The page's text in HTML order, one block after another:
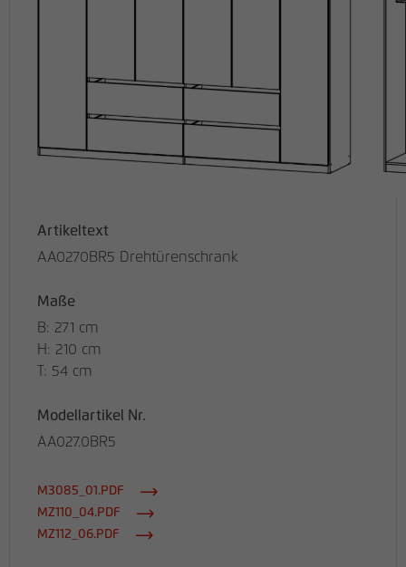
Artikeltext
AA0270BR5 Drehtürenschrank
Maße
B: 271 cm
H: 210 cm
T: 54 cm
Modellartikel Nr.
AA027.0BR5
M3085_01.PDF
MZ110_04.PDF
MZ112_06.PDF